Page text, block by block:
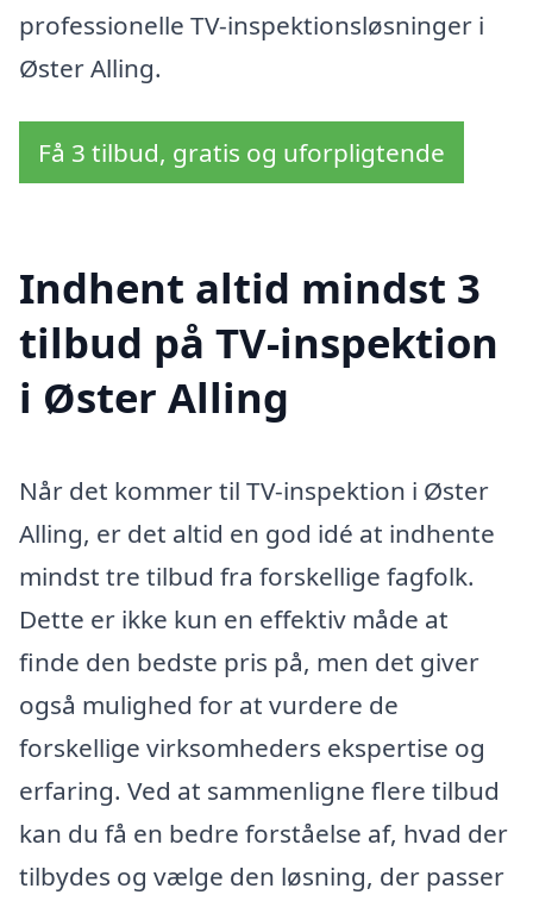
professionelle TV-inspektionsløsninger i
Øster Alling.
Få 3 tilbud, gratis og uforpligtende
Indhent altid mindst 3
tilbud på TV-inspektion
i Øster Alling
Når det kommer til TV-inspektion i Øster
Alling, er det altid en god idé at indhente
mindst tre tilbud fra forskellige fagfolk.
Dette er ikke kun en effektiv måde at
finde den bedste pris på, men det giver
også mulighed for at vurdere de
forskellige virksomheders ekspertise og
erfaring. Ved at sammenligne flere tilbud
kan du få en bedre forståelse af, hvad der
tilbydes og vælge den løsning, der passer